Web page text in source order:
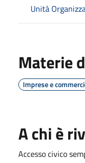
Unità
Materie
Imprese e
A chi è
Accesso civico